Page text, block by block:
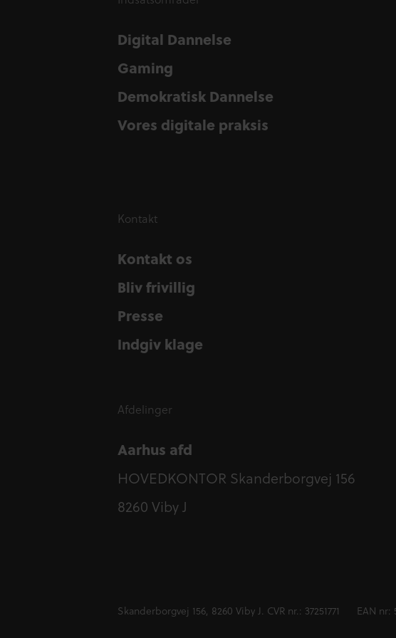
Digital Dannelse
Digital Dannelse
Gaming
Gaming
Demokratisk Dannelse
Demokratisk Dannelse
Vores digitale praksis
Vores digitale praksis
Kontakt
Kontakt os
Kontakt os
Bliv frivillig
Bliv frivillig
Presse
Presse
Indgiv klage
Indgiv klage
Afdelinger
Aarhus afd
HOVEDKONTOR Skanderborgvej 156
8260 Viby J
Skanderborgvej 156, 8260 Viby J. CVR nr.: 37251771 EAN nr: